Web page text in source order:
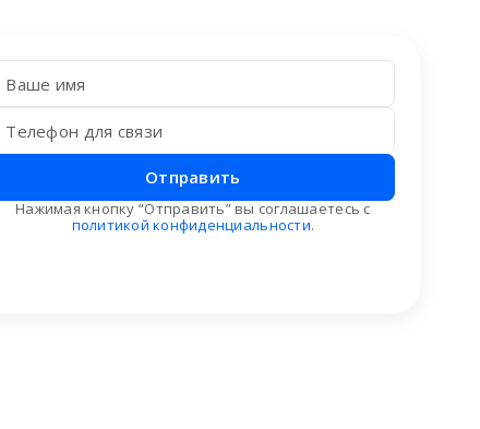
Отправить
Нажимая кнопку “Отправить” вы соглашаетесь с
политикой конфиденциальности.